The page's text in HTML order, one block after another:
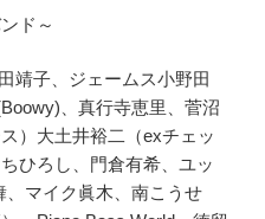
ド～
靖子、ジェームス小野田
、真行寺恵里、菅沼
）大土井裕二（exチェッ
ひろし、門倉有希、ユッ
、マイク眞木、南こうせ